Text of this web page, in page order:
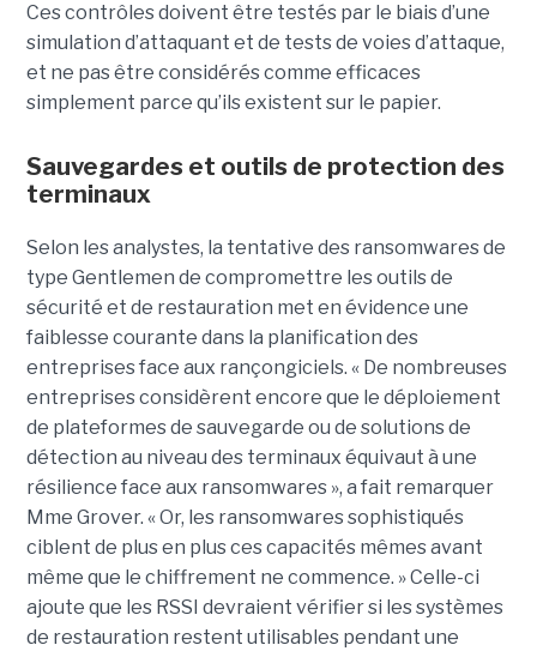
Ces contrôles doivent être testés par le biais d’une
simulation d’attaquant et de tests de voies d’attaque,
et ne pas être considérés comme efficaces
simplement parce qu’ils existent sur le papier.
Sauvegardes et outils de protection des
terminaux
Selon les analystes, la tentative des ransomwares de
type Gentlemen de compromettre les outils de
sécurité et de restauration met en évidence une
faiblesse courante dans la planification des
entreprises face aux rançongiciels. « De nombreuses
entreprises considèrent encore que le déploiement
de plateformes de sauvegarde ou de solutions de
détection au niveau des terminaux équivaut à une
résilience face aux ransomwares », a fait remarquer
Mme Grover. « Or, les ransomwares sophistiqués
ciblent de plus en plus ces capacités mêmes avant
même que le chiffrement ne commence. » Celle-ci
ajoute que les RSSI devraient vérifier si les systèmes
de restauration restent utilisables pendant une